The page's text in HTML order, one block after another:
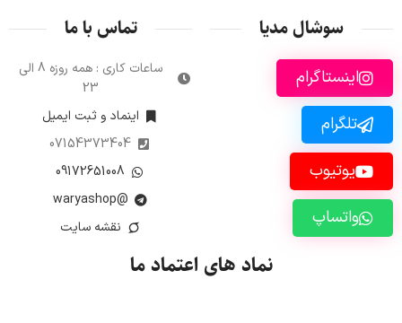
سوشال مدیا
اینستاگرام
تلگرام
یوتیوب
واتساپ
تماس با ما
ساعات کاری : همه روزه 8 الی
23
اینماد و ثبت ایمیل
07154373404
09172651008
@waryashop
نقشه سایت
نماد های اعتماد ما